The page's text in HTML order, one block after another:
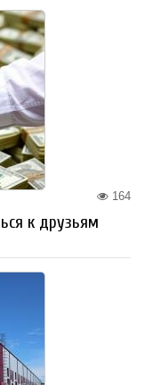
164
к друзьям